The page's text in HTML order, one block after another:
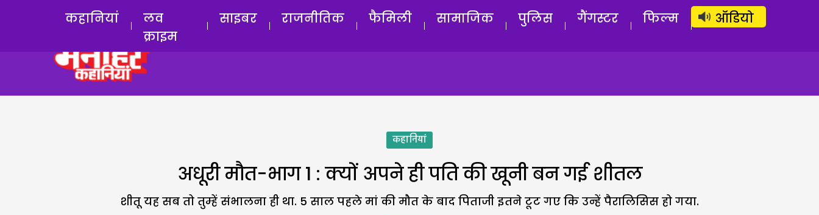
लॉग इन सब्सक्राइब करें
कहानियां
लव
क्राइम
साइबर राजनीतिक फैमिली सामाजिक पुलिस गैंगस्टर फिल्म ऑडियो
कहानियां
अधूरी मौत-भाग 1 : क्यों अपने ही पति की खूनी बन गई शीतल
शीतू यह सब तो तुम्हें संभालना ही था. 5 साल पहले मां की मौत के बाद पिताजी इतने टूट गए कि उन्हें पैरालिसिस हो गया.